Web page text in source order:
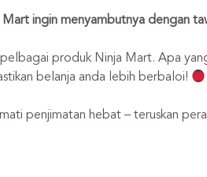
ingin menyambutnya dengan
produk Ninja Mart. Apa
belanja anda lebih berbaloi!
penjimatan hebat – teruskan